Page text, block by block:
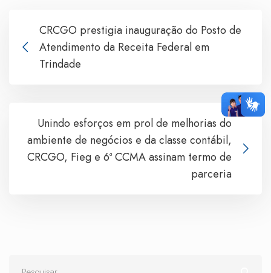
CRCGO prestigia inauguração do Posto de
Atendimento da Receita Federal em
Trindade
Unindo esforços em prol de melhorias do
ambiente de negócios e da classe contábil,
CRCGO, Fieg e 6ª CCMA assinam termo de
parceria